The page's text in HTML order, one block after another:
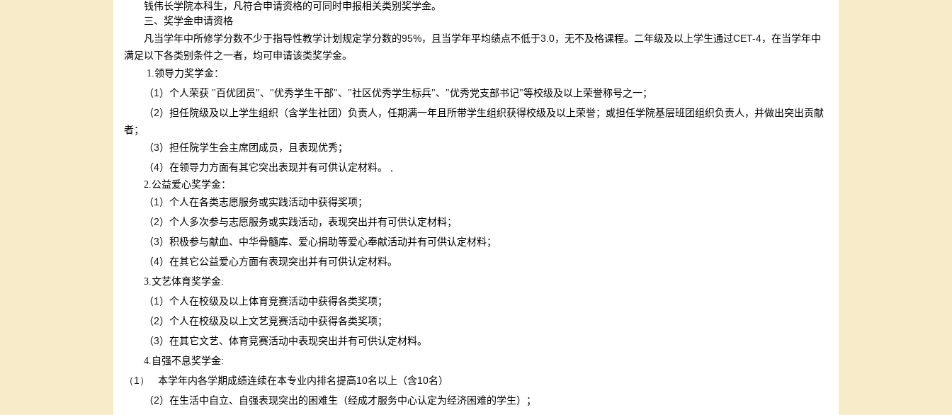
钱伟长学院本科生，凡符合申请资格的可同时申报相关类别奖学金。
三、奖学金申请资格
凡当学年中所修学分数不少于指导性教学计划规定学分数的95%，且当学年平均绩点不低于3.0，无不及格课程。二年级及以上学生通过CET-4，在当学年中
满足以下各类别条件之一者，均可申请该类奖学金。
1.领导力奖学金：
（1 ）个人荣获 "百优团员"、"优秀学生干部"、"社区优秀学生标兵"、"优秀党支部书记"等校级及以上荣誉称号之一；
（2）担任院级及以上学生组织（含学生社团）负责人，任期满一年且所带学生组织获得校级及以上荣誉；或担任学院基层班团组织负责人，并做出突出贡献
者；
（3）担任院学生会主席团成员，且表现优秀；
（4）在领导力方面有其它突出表现并有可供认定材料。
2.公益爱心奖学金：
（1 ）个人在各类志愿服务或实践活动中获得奖项；
（2）个人多次参与志愿服务或实践活动，表现突出并有可供认定材料；
（3）积极参与献血、中华骨髓库、爱心捐助等爱心奉献活动并有可供认定材料；
（4）在其它公益爱心方面有表现突出并有可供认定材料。
3.文艺体育奖学金:
（1 ）个人在校级及以上体育竞赛活动中获得各类奖项；
（2）个人在校级及以上文艺竞赛活动中获得各类奖项；
（3）在其它文艺、体育竞赛活动中表现突出并有可供认定材料。
4. 自强不息奖学金:
（1）
本学年内各学期成绩连续在本专业内排名提高10名以上（含10名）
（2）在生活中自立、自强表现突出的困难生（经成才服务中心认定为经济困难的学生）；